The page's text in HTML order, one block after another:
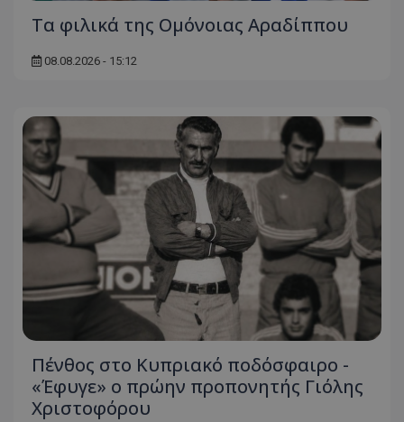
Τα φιλικά της Ομόνοιας Αραδίππου
08.08.2026 - 15:12
Πένθος στο Κυπριακό ποδόσφαιρο -
«Έφυγε» ο πρώην προπονητής Γιόλης
Χριστοφόρου